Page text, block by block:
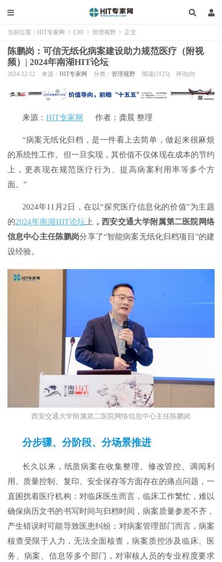
当前位置： HIT专家网 > CIO > 管理视野 > 正文
陈鹏岗：可信无纸化病案建设助力规范医疗（附视
频）| 2024年南湖HIT论坛
2024-12-12 来源： HIT专家网 分类： 管理视野 阅读(5125) 评论(0)
来源： HIT专家网 作者：龚晨 整理
“病案无纸化归档，是一件看上去简单，做起来很麻烦
的系统性工作。但一旦实现，其价值不仅体现在成本的节约
上，更表现在规范医疗行为、提高病案利用率等多个方
面。”
2024年11月2日，在以“探究医疗信息化的价值”为主题
的2024年南湖HIT论坛上 ，西安交通大学附属第二医院网络
信息中心主任陈鹏岗分享了“智能病案无纸化归档项目”的建
设经验。
西安交通大学附属第二医院网络信息中心主任陈鹏岗
分步骤、分阶段、分场景推进
长久以来，纸质病案在收集整理、修改管控、调阅利
用、质量控制、复印、安全保存等方面存在的痛点问题，一
直困扰着医疗机构：对临床医生而言，临床工作繁忙，难以
确保病历文书的书写时间与归档时间，病案质量参差不齐，
产生错误时可能导致医患纠纷；对病案管理部门而言，病案
核查受限于人力，无法全面核查，病案质控涉及临床、医
务、病案、信息等多个部门，对审核人员的专业程度要求